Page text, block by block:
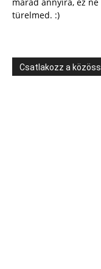
türelmed. :)
Csatlakozz a